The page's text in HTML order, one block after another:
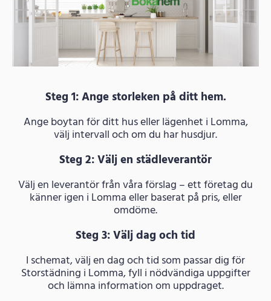
Steg 1: Ange storleken på ditt hem.
Ange boytan för ditt hus eller lägenhet i Lomma,
välj intervall och om du har husdjur.
Steg 2: Välj en städleverantör
Välj en leverantör från våra förslag – ett företag du
känner igen i Lomma eller baserat på pris, eller
omdöme.
Steg 3: Välj dag och tid
I schemat, välj en dag och tid som passar dig för
Storstädning i Lomma, fyll i nödvändiga uppgifter
och lämna information om uppdraget.